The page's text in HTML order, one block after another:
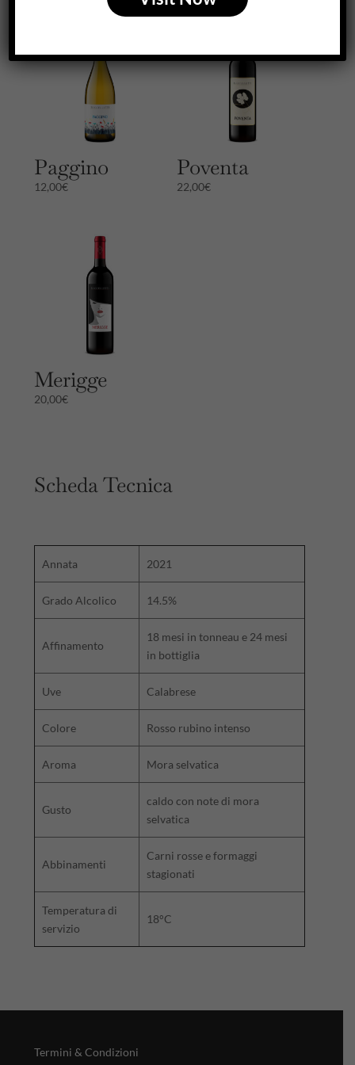
Paggino
12,00€
Poventa
22,00€
Merigge
20,00€
Scheda Tecnica
Annata 2021
Grado Alcolico 14.5%
Affinamento
18 mesi in tonneau e 24 mesi
in bottiglia
Uve Calabrese
Colore Rosso rubino intenso
Aroma Mora selvatica
Gusto
caldo con note di mora
selvatica
Abbinamenti
Carni rosse e formaggi
stagionati
Temperatura di
servizio
18°C
Termini & Condizioni